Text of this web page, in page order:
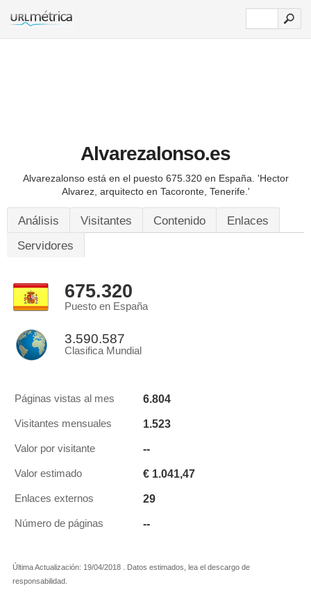
Alvarezalonso.es
Alvarezalonso está en el puesto 675.320 en España. 'Hector
Alvarez, arquitecto en Tacoronte, Tenerife.'
Análisis Visitantes Contenido
Enlaces
Servidores
675.320
Puesto en España
3.590.587
Clasifica Mundial
Páginas vistas al mes 6.804
Visitantes mensuales 1.523
Valor por visitante --
Valor estimado € 1.041,47
Enlaces externos 29
Número de páginas --
Última Actualización: 19/04/2018 . Datos estimados, lea el descargo de
responsabilidad.